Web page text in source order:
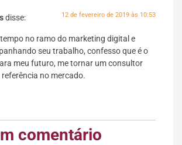
disse: 12 de fevereiro de 2019 às 10:53
no ramo do marketing digital e
seu trabalho, confesso que é o
meu futuro, me tornar um consultor
no mercado.
comentário